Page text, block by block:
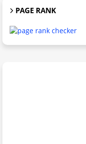
PAGE RANK